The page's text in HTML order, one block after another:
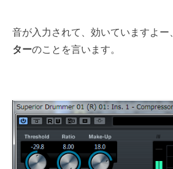
音が入力されて、効いていますよー
ターのことを言います。